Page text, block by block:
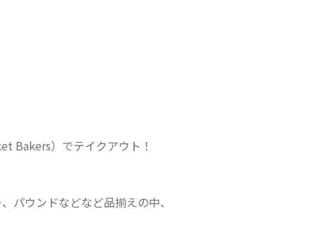
Bakers）でテイクアウト！
パウンドなどなど品揃えの中、